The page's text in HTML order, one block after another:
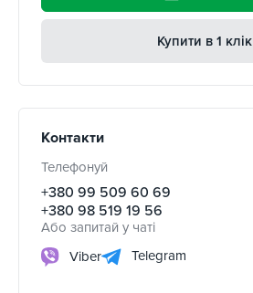
Купити в 1 клік
Контакти
Телефонуй
+380 99 509 60 69
+380 98 519 19 56
Або запитай у чаті
Viber
Telegram